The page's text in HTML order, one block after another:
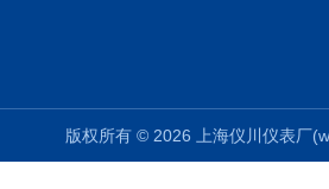
版权所有 © 2026 上海仪川仪表